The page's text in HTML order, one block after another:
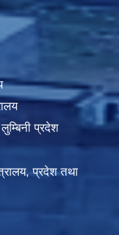
प्रदेश
प्रदेश तथा